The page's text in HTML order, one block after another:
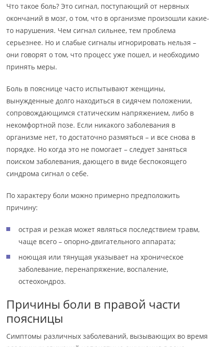
Что такое боль? Это сигнал, поступающий от нервных
окончаний в мозг, о том, что в организме произошли какие-
то нарушения. Чем сигнал сильнее, тем проблема
серьезнее. Но и слабые сигналы игнорировать нельзя –
они говорят о том, что процесс уже пошел, и необходимо
принять меры.
Боль в пояснице часто испытывают женщины,
вынужденные долго находиться в сидячем положении,
сопровождающимся статическим напряжением, либо в
некомфортной позе. Если никакого заболевания в
организме нет, то достаточно размяться – и все снова в
порядке. Но когда это не помогает – следует заняться
поиском заболевания, дающего в виде беспокоящего
синдрома сигнал о себе.
По характеру боли можно примерно предположить
причину:
острая и резкая может являться последствием травм,
чаще всего – опорно-двигательного аппарата;
ноющая или тянущая указывает на хроническое
заболевание, перенапряжение, воспаление,
остеохондроз.
Причины боли в правой части
поясницы
Симптомы различных заболеваний, вызывающих во время